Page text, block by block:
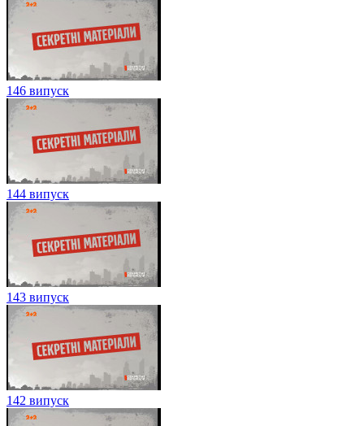
146 випуск
144 випуск
143 випуск
142 випуск